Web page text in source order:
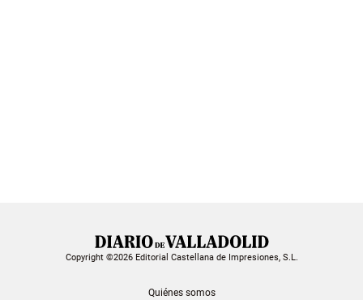
Copyright ©2026 Editorial Castellana de Impresiones, S.L.
Quiénes somos